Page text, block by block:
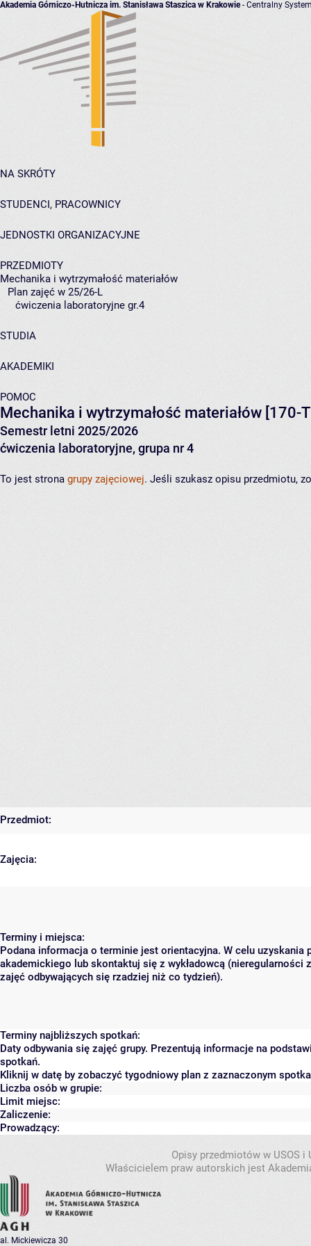
Akademia Górniczo-Hutnicza im. Stanisława Staszica w Krakowie- Centralny
NA SKRÓTY
STUDENCI, PRACOWNICY
JEDNOSTKI ORGANIZACYJNE
PRZEDMIOTY
Mechanika i wytrzymałość materiałów
Plan zajęć w 25/26-L
ćwiczenia laboratoryjne gr.4
STUDIA
AKADEMIKI
POMOC
Mechanika i wytrzymałość materiałów [170-
Semestr letni 2025/2026
ćwiczenia laboratoryjne, grupa nr 4
To jest strona grupy zajęciowej. Jeśli szukasz opisu przedmiotu,
Przedmiot:
Zajęcia:
Terminy i miejsca:
Podana informacja o terminie jest orientacyjna. W celu
akademickiego lub skontaktuj się z wykładowcą (nieregularności
zajęć odbywających się rzadziej niż co tydzień).
Terminy najbliższych spotkań:
Daty odbywania się zajęć grupy. Prezentują informacje na
spotkań.
Kliknij w datę by zobaczyć tygodniowy plan z zaznaczonym
Liczba osób w grupie:
Limit miejsc:
Zaliczenie:
Prowadzący:
Opisy przedmiotów w USOS
Właścicielem praw autorskich jest
al. Mickiewicza 30